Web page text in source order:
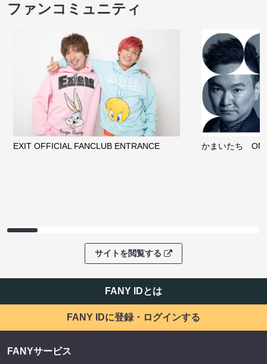
ファンコミュニティ
EXIT OFFICIAL FANCLUB ENTRANCE かまいたち
サイトを閲覧する
FANY IDとは
FANY IDに登録・ログインする
FANYサービス